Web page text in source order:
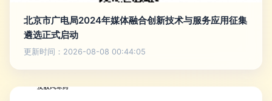
北京市广电局2024年媒体融合创新技术与服务应用征集
遴选正式启动
更新时间：2026-08-08 00:44:05